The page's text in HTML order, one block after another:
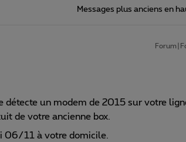
Messages plus anciens en
détecte un modem de 2015 sur votre
de votre ancienne box.
06/11 à votre domicile.